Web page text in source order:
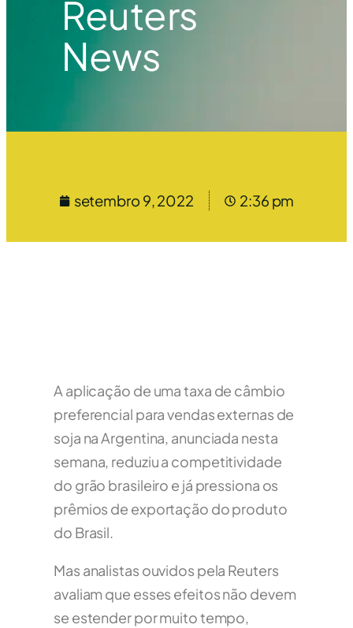
Reuters
News
setembro 9, 2022 2:36 pm
A aplicação de uma taxa de câmbio
preferencial para vendas externas de
soja na Argentina, anunciada nesta
semana, reduziu a competitividade
do grão brasileiro e já pressiona os
prêmios de exportação do produto
do Brasil.
Mas analistas ouvidos pela Reuters
avaliam que esses efeitos não devem
se estender por muito tempo,